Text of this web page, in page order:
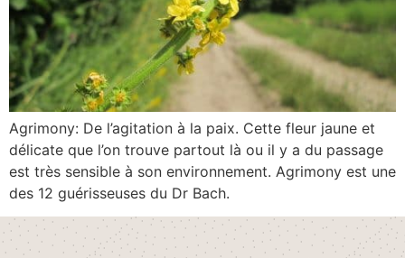
Agrimony: De l’agitation à la paix. Cette fleur jaune et
délicate que l’on trouve partout là ou il y a du passage
est très sensible à son environnement. Agrimony est une
des 12 guérisseuses du Dr Bach.